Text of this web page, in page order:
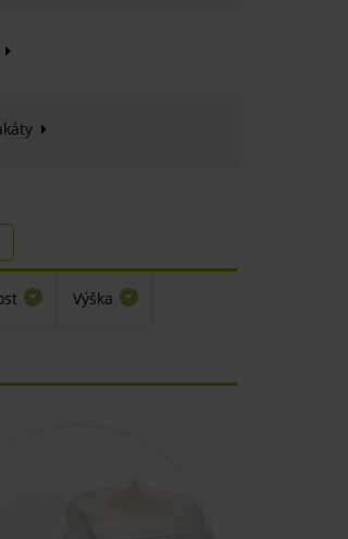
Výška